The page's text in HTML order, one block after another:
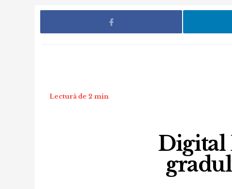
Lectură de 2 min
Digital